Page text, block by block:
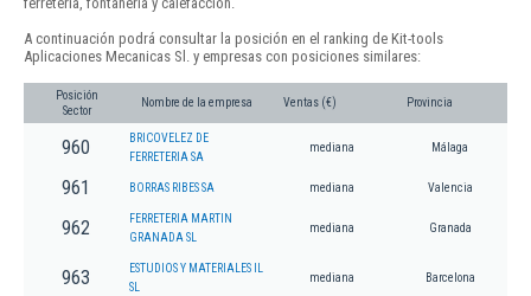
A continuación podrá consultar la posición en el ranking de Kit-tools
Aplicaciones Mecanicas Sl. y empresas con posiciones similares:
Posición
Sector
Nombre de la empresa Ventas (€) Provincia
960
BRICOVELEZ DE
FERRETERIA SA
mediana Málaga
961 BORRAS RIBES SA mediana Valencia
962
FERRETERIA MARTIN
GRANADA SL
mediana Granada
963
ESTUDIOS Y MATERIALES IL
SL
mediana Barcelona